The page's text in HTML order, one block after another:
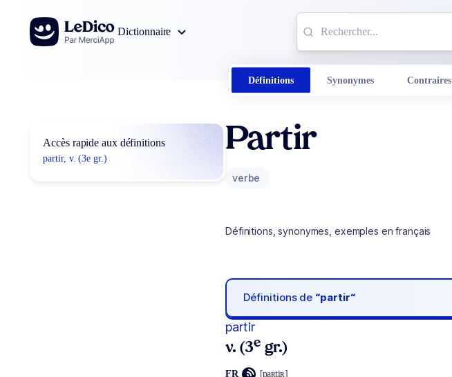
Aller au contenu
Dictionnaire
Définitions Synonymes Contraires
Accès rapide aux définitions
partir, v. (3e gr.)
Partir
verbe
Définitions, synonymes, exemples en français
Définitions de “partir“
partir
v. (3e gr.)
FR [paʀtiʀ]